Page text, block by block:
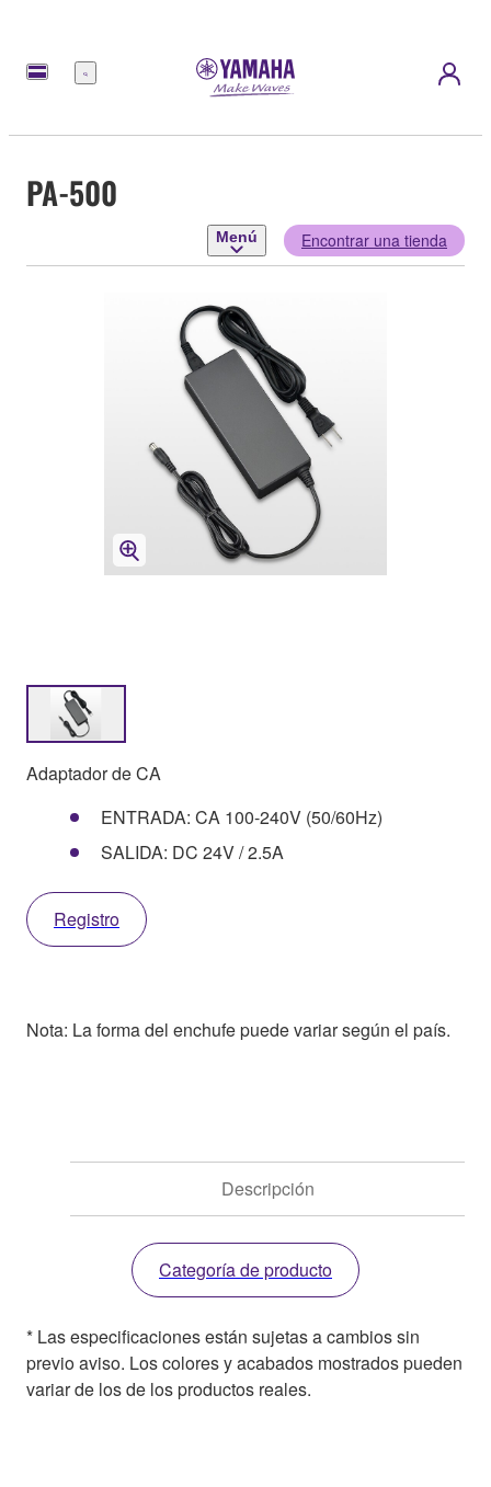
Menú
PA-500
Menú Encontrar una tienda
Adaptador de CA
ENTRADA: CA 100-240V (50/60Hz)
SALIDA: DC 24V / 2.5A
Registro
Nota: La forma del enchufe puede variar según el país.
Descripción
Categoría de producto
* Las especificaciones están sujetas a cambios sin
previo aviso. Los colores y acabados mostrados pueden
variar de los de los productos reales.